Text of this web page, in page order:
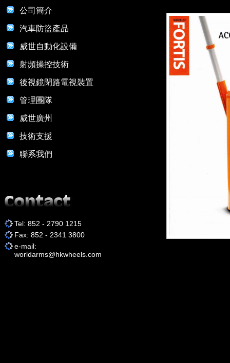
公司簡介
汽車防盜產品
威世自動化設備
射頻操控技術
後視鏡閉路電視裝置
管理團隊
威世廣州
技術支援
聯系我們
Tel: 852 - 2790 1215
Fax: 852 - 2341 3800
e-mail:
worldarms@hkwheels.com